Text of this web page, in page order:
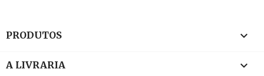
PRODUTOS 
A LIVRARIA 